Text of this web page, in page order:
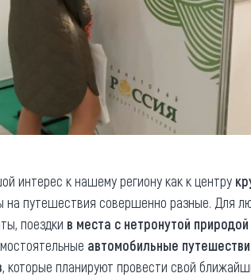
интерес к нашему региону как к центру
на путешествия совершенно разные. Для
поездки в места с нетронутой природой
автомобильные
, которые планируют провести свой